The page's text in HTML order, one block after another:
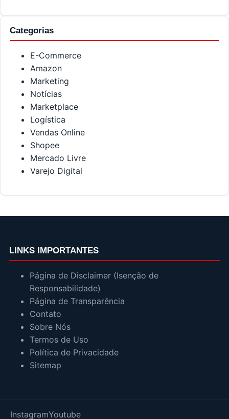
Categorias
E-Commerce
Amazon
Marketing
Notícias
Marketplace
Logística
Vendas Online
Shopee
Mercado Livre
Varejo Digital
LINKS IMPORTANTES
Página de Disclaimer (Isenção de
Responsabilidade)
Página de Transparência
Contato
Sobre Nós
Termos de Uso
Política de Privacidade
Sitemap
InstagramYoutube